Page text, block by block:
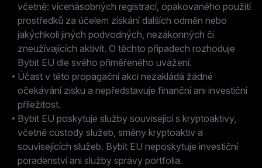
včetně: vícenásobných registrací, opakovaného použití
prostředků za účelem získání dalších odměn nebo
jakýchkoli jiných podvodných, nezákonných či
zneužívajících aktivit. O těchto případech rozhoduje
Bybit EU dle svého přiměřeného uvážení.
Účast v této propagační akci nezakládá žádné
očekávání zisku a nepředstavuje finanční ani investiční
příležitost.
Bybit EU poskytuje služby související s kryptoaktivy,
včetně custody služeb, směny kryptoaktiv a
souvisejících služeb. Bybit EU neposkytuje investiční
poradenství ani služby správy portfolia.